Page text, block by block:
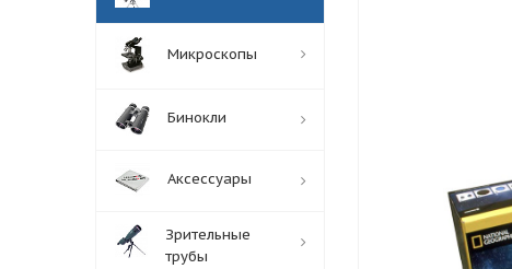
Микроскопы
Бинокли
Аксессуары
Зрительные
трубы